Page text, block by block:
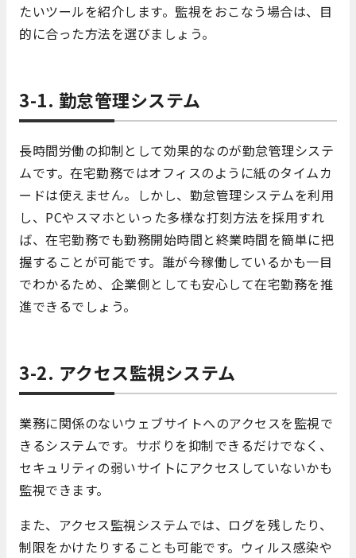
たいツールを紹介します。監視をおこなう場合は、目
的に合った方法を選びましょう。
3-1. 勤怠管理システム
長時間労働の抑制として効果的なのが勤怠管理システ
ムです。在宅勤務ではオフィスのように紙のタイムカ
ードは使えません。しかし、勤怠管理システムを利用
し、PCやスマホといった多様な打刻方法を採用すれ
ば、在宅勤務でも勤務開始時間と終業時間を簡単に把
握することが可能です。誰が今稼働しているかも一目
でわかるため、企業側としても安心して在宅勤務を推
進できるでしょう。
3-2. アクセス監視システム
業務に関係のないウェブサイトへのアクセスを監視で
きるシステムです。サボりを抑制できるだけでなく、
セキュリティの弱いサイトにアクセスしていないかも
監視できます。
また、アクセス監視システムでは、ログを残したり、
制限をかけたりすることも可能です。ウィルス感染や